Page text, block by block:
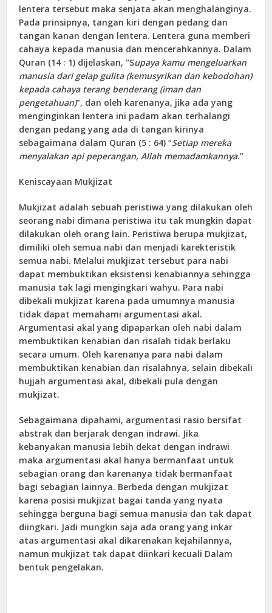
lentera tersebut maka senjata akan menghalanginya.
Pada prinsipnya, tangan kiri dengan pedang dan
tangan kanan dengan lentera. Lentera guna memberi
cahaya kepada manusia dan mencerahkannya. Dalam
Quran (14 : 1) dijelaskan, “Supaya kamu mengeluarkan
manusia dari gelap gulita (kemusyrikan dan kebodohan)
kepada cahaya terang benderang (iman dan
pengetahuan)”, dan oleh karenanya, jika ada yang
menginginkan lentera ini padam akan terhalangi
dengan pedang yang ada di tangan kirinya
sebagaimana dalam Quran (5 : 64) “Setiap mereka
menyalakan api peperangan, Allah memadamkannya.”
Keniscayaan Mukjizat
Mukjizat adalah sebuah peristiwa yang dilakukan oleh
seorang nabi dimana peristiwa itu tak mungkin dapat
dilakukan oleh orang lain. Peristiwa berupa mukjizat,
dimiliki oleh semua nabi dan menjadi karekteristik
semua nabi. Melalui mukjizat tersebut para nabi
dapat membuktikan eksistensi kenabiannya sehingga
manusia tak lagi mengingkari wahyu. Para nabi
dibekali mukjizat karena pada umumnya manusia
tidak dapat memahami argumentasi akal.
Argumentasi akal yang dipaparkan oleh nabi dalam
membuktikan kenabian dan risalah tidak berlaku
secara umum. Oleh karenanya para nabi dalam
membuktikan kenabian dan risalahnya, selain dibekali
hujjah argumentasi akal, dibekali pula dengan
mukjizat.
Sebagaimana dipahami, argumentasi rasio bersifat
abstrak dan berjarak dengan indrawi. Jika
kebanyakan manusia lebih dekat dengan indrawi
maka argumentasi akal hanya bermanfaat untuk
sebagian orang dan karenanya tidak bermanfaat
bagi sebagian lainnya. Berbeda dengan mukjizat
karena posisi mukjizat bagai tanda yang nyata
sehingga berguna bagi semua manusia dan tak dapat
diingkari. Jadi mungkin saja ada orang yang inkar
atas argumentasi akal dikarenakan kejahilannya,
namun mukjizat tak dapat diinkari kecuali Dalam
bentuk pengelakan.